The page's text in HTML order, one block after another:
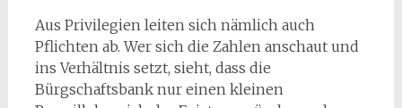
Aus Privilegien leiten sich nämlich auch
Pflichten ab. Wer sich die Zahlen anschaut und
ins Verhältnis setzt, sieht, dass die
Bürgschaftsbank nur einen kleinen